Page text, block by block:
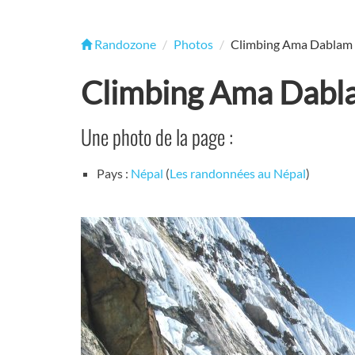
Randozone Photos Climbing Ama Dablam
Climbing Ama
Une photo de la page :
Pays : Népal (Les randonnées au Népal)